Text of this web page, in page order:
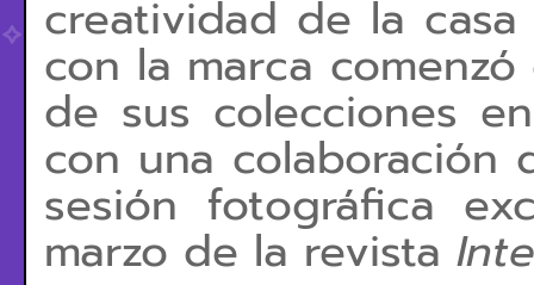
creatividad de la
con la marca
de sus colecciones
con una colaboración
sesión fotográfica
marzo de la revista